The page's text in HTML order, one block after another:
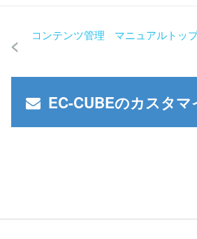
< コンテンツ管理 マニュアルトッ
EC-CUBEのカスタ